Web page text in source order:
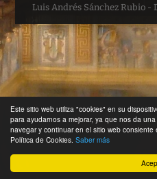
Este sitio web utiliza "cookies" en su
para ayudarnos a mejorar, ya que nos da
navegar y continuar en el sitio web
Política de Cookies. Saber más
Luis Andrés Sánchez Rubio -